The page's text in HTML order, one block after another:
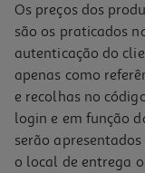
Os preços dos
são os praticados
autenticação do
apenas como
e recolhas no
login e em função
serão
o local de entrega